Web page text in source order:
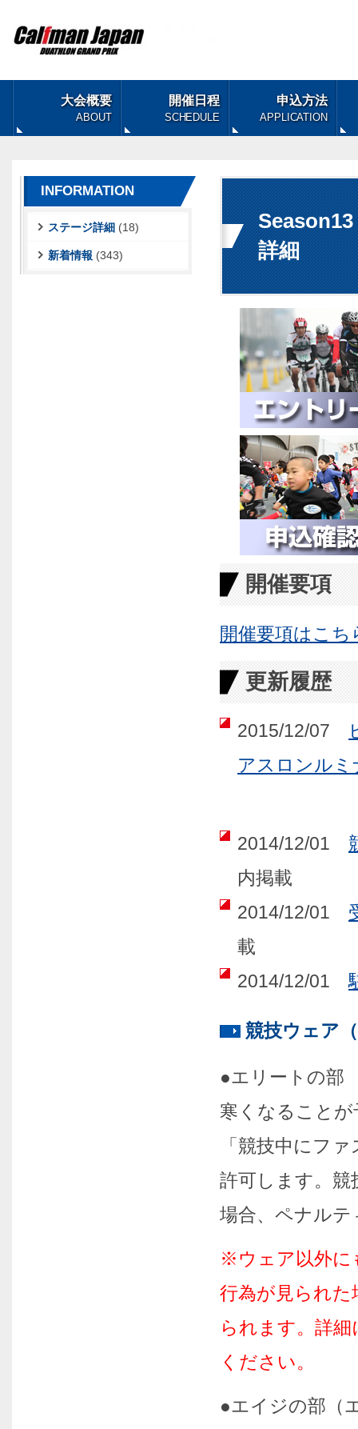
大会概要
ABOUT
開催日程
SCHEDULE
申込方法
APPLICATION
詳細
開催要項
開催要項はこち
更新履歴
2015/12/07
アスロンル
2014/12/01
内掲載
2014/12/01
載
2014/12/01
競技ウェア
●エリートの部
寒くなること
「競技中にフ
許可します。
場合、ペナル
※ウェア以外に
行為が見られ
られます。詳
ください。
●エイジの部（
INFORMATION
ステージ詳細 (18)
新着情報 (343)